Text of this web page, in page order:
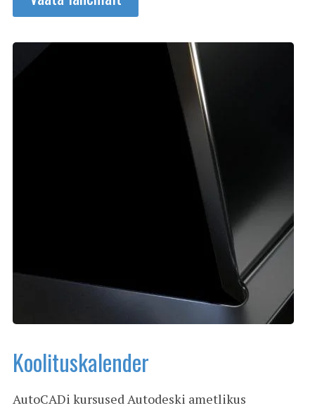
Koolituskalender
AutoCADi kursused Autodeski ametlikus